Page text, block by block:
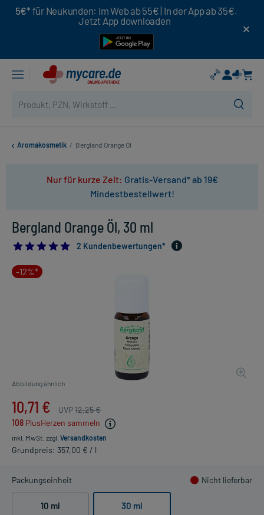
5€* für Neukunden: Im Web ab 55€ | In der App ab 35€.
Jetzt App downloaden
Aromakosmetik / Bergland Orange Öl
Nur für kurze Zeit: Gratis-Versand* ab 19€
Mindestbestellwert!
Bergland Orange Öl, 30 ml
5.0
2 Kundenbewertungen*
-12%*
Abbildung ähnlich
10,71 € UVP12,25 €
108 PlusHerzen sammeln
inkl. MwSt. zzgl. Versandkosten
Grundpreis: 357,00 € / l
Packungseinheit Nicht lieferbar
10 ml 30 ml